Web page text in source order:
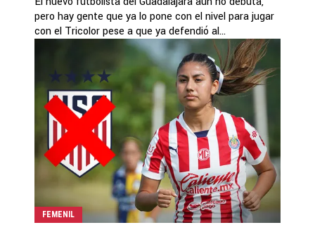
pero hay gente que ya lo pone con el nivel para jugar
con el Tricolor pese a que ya defendió al...
FEMENIL